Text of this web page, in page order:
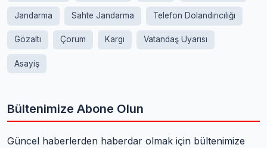
Jandarma Sahte Jandarma Telefon Dolandırıcılığı
Gözaltı Çorum Kargı Vatandaş Uyarısı
Asayiş
Bültenimize Abone Olun
Güncel haberlerden haberdar olmak için bültenimize